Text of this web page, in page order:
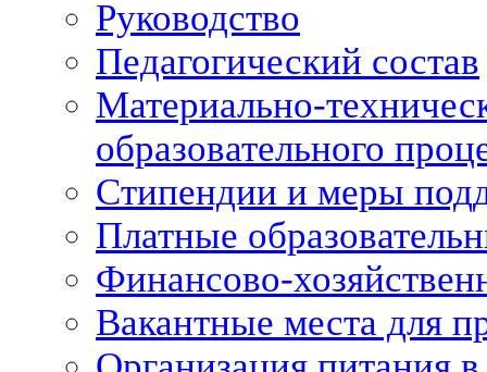
Руководство
Педагогический состав
Материально-
образовательного
Стипендии и меры
Платные
Финансово-
Вакантные места для